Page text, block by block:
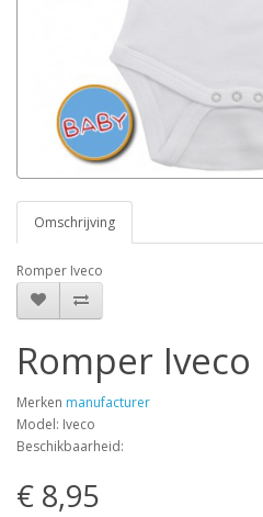
Omschrijving
Romper Iveco
Romper Iveco
Merken manufacturer
Model: Iveco
Beschikbaarheid:
€ 8,95